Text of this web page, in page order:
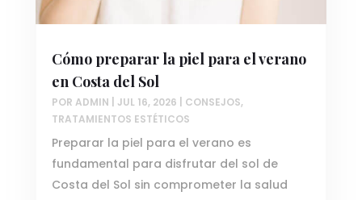
Cómo preparar la piel para el verano
en Costa del Sol
POR ADMIN JUL 16, 2026 CONSEJOS,
TRATAMIENTOS ESTÉTICOS
Preparar la piel para el verano es
fundamental para disfrutar del sol de
Costa del Sol sin comprometer la salud